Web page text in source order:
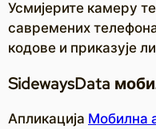
Усмијерите камеру
савремених
кодове и приказује
SidewaysData
Апликација Мобилна